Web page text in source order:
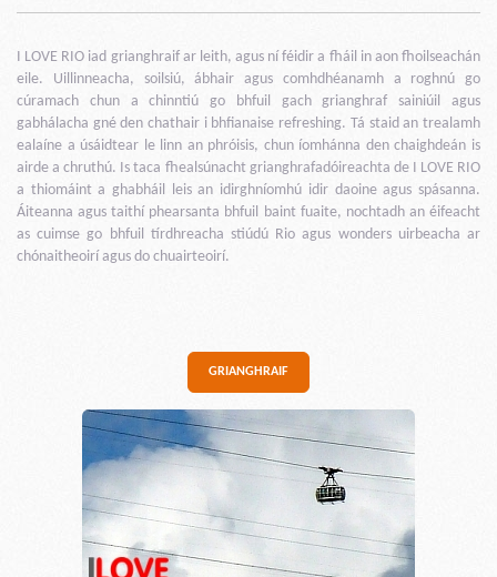
I LOVE RIO iad grianghraif ar leith, agus ní féidir a fháil in aon fhoilseachán
eile. Uillinneacha, soilsiú, ábhair agus comhdhéanamh a roghnú go
cúramach chun a chinntiú go bhfuil gach grianghraf sainiúil agus
gabhálacha gné den chathair i bhfianaise refreshing. Tá staid an trealamh
ealaíne a úsáidtear le linn an phróisis, chun íomhánna den chaighdeán is
airde a chruthú. Is taca fhealsúnacht grianghrafadóireachta de I LOVE RIO
a thiomáint a ghabháil leis an idirghníomhú idir daoine agus spásanna.
Áiteanna agus taithí phearsanta bhfuil baint fuaite, nochtadh an éifeacht
as cuimse go bhfuil tírdhreacha stiúdú Rio agus wonders uirbeacha ar
chónaitheoirí agus do chuairteoirí.
GRIANGHRAIF